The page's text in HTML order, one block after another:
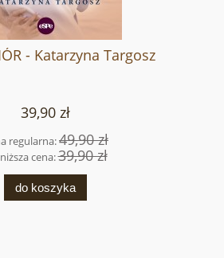
- Katarzyna Targosz
39,90 zł
regularna:49,90 zł
cena:39,90 zł
do koszyka